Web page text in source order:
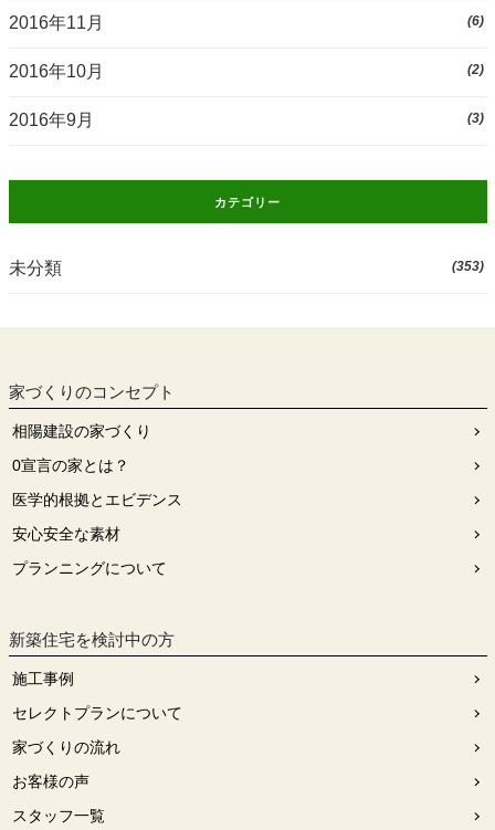
2016年11月 (6)
2016年10月 (2)
2016年9月 (3)
カテゴリー
未分類 (353)
家づくりのコンセプト
相陽建設の家づくり
0宣⾔の家とは？
医学的根拠とエビデンス
安⼼安全な素材
プランニングについて
新築住宅を検討中の方
施工事例
セレクトプランについて
家づくりの流れ
お客様の声
スタッフ⼀覧